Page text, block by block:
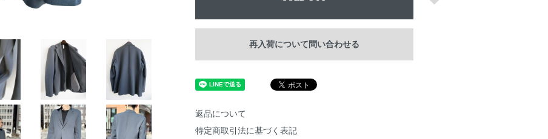
再入荷について問い合わせる
返品について
特定商取引法に基づく表記